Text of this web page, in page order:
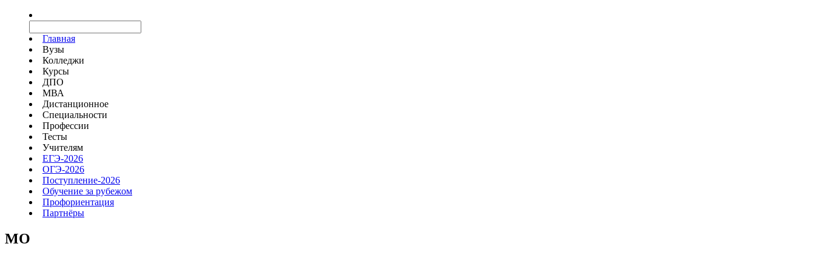
Главная
Вузы
Колледжи
Курсы
ДПО
МВА
Дистанционное
Специальности
Профессии
Тесты
Учителям
ЕГЭ-2026
ОГЭ-2026
Поступление-2026
Обучение за рубежом
Профориентация
Партнёры
MO